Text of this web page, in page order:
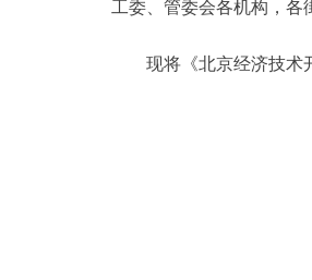
工委、管委会各机构，各
现将《北京经济技术开